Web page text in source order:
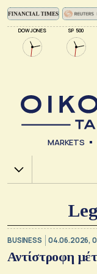
DOW JONES SP 500
MARKETS
Χ.Α.
BUSINESS 04.06.2026,
Αντίστροφη